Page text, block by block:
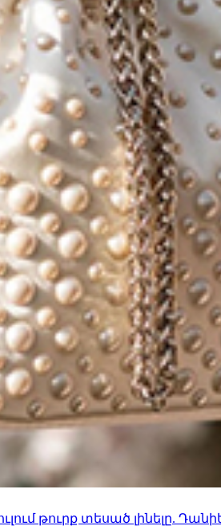
թուրք տեսած լինելը.